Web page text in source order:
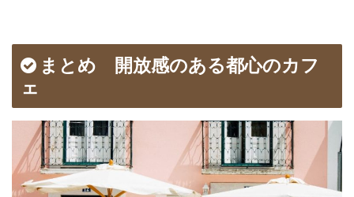
まとめ 開放感のある都心のカフ
ェ